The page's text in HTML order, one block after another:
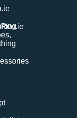
Run.ie